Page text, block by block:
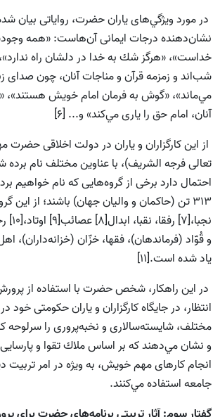
در مورد ويژگي‌هاى ياران حضرت، رواياتى بيان
نشان‌دهنده درجات ايمانى آن‌‌هاست: «همه
خداست»، «هرگز شك به خدا در دلشان راه
شب‌اند و زمزمه قرآن و مناجات آنان، چون صداى
مي‌ماند»، «گوش به فرمان امام خويش
آنان، امام حق را يارى مي‌كند» و... [6]
از اين كارگزاران و ياران در دولت اخلاقى
تعالی فرجه الشریف)، با عناوين مختلف نام
احتمال دارد برخى از گروه‌هایى که نام خواهیم
313 تن (حاكمان و واليان جهان) باشند؛ از اين
و قُوّاد (فرماندهان)، فقها، خزّان (خزانه‌داران)،
ياد شده است.[11]
در این راهكار، شخص حضرت با استفاده از
انتظار، در جايگاه كارگزاران و ياران حكومتى خود
مختلف، شايسته‌سالارى و نخبه‌پرورى را سرلوحه
و نشان مي‌دهند كه بر اساس ملاك تقوا و پارسایى،
انجام كارهاى مهم خويش، به ویژه در امر تربيت
جامعه استفاده مي‌كنند.